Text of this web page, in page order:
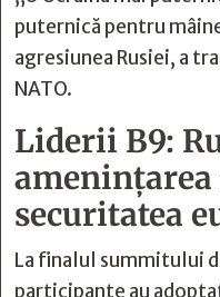
puternică pentru
agresiunea Rusiei, a
NATO.
Liderii B9:
securitatea
La finalul summitului
participante au